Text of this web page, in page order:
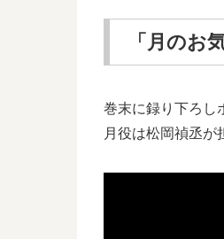
「月のお
巻末に録り下ろし
月役は松岡禎丞が